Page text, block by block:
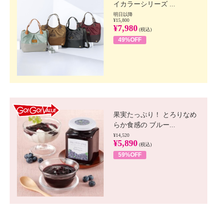
イカラーシリーズ ...
明日以降
¥15,800
¥7,980 (税込)
49%OFF
果実たっぷり！ とろりなめ
らか食感の ブルー...
¥14,520
¥5,890 (税込)
59%OFF